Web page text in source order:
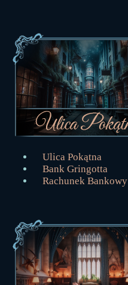
Ulica Pokątna
Bank Gringotta
Rachunek Bankowy